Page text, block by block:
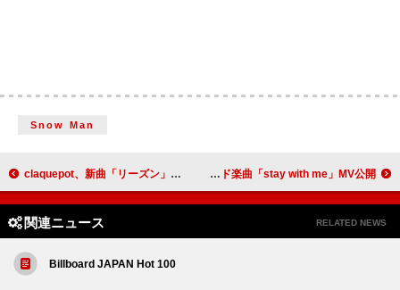
Snow Man
claquepot、新曲「リーズン」配信開始 ヤングスキニー、AL『理屈で話す君と、感情論の僕』リリース＆リード楽曲「stay with me」MV公開
関連ニュース RELATED NEWS
Billboard JAPAN Hot 100